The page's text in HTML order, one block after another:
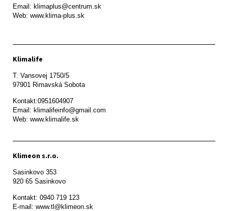
Email: klimaplus@centrum.sk
Klimalife
T. Vansovej 1750/5
97901 Rimavská Sobota
Kontakt:0951604907
Email: klimalifeinfo@gmail.com
Web: www.klimalife.sk
Klimeon s.r.o.
Sasinkovo 353
920 65 Sasinkovo
Kontakt: 0940 719 123
E-mail: www.tl@klimeon.sk